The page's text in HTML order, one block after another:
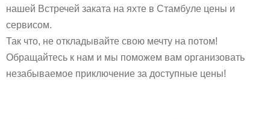
нашей Встречей заката на яхте в Стамбуле цены и
сервисом.
Так что, не откладывайте свою мечту на потом!
Обращайтесь к нам и мы поможем вам организовать
незабываемое приключение за доступные цены!